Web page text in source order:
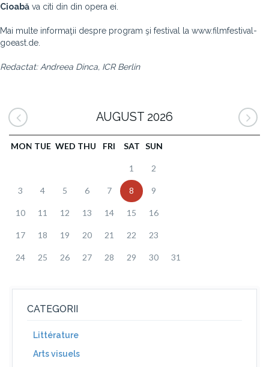
Cioabă va citi din din opera ei.
Mai multe informaţii despre program şi festival la www.filmfestival-
goeast.de.
Redactat: Andreea Dinca, ICR Berlin
AUGUST 2026
MON TUE WED THU FRI SAT SUN
1 2
3 4 5 6 7 8 9
10 11 12 13 14 15 16
17 18 19 20 21 22 23
24 25 26 27 28 29 30 31
CATEGORII
Littérature
Arts visuels